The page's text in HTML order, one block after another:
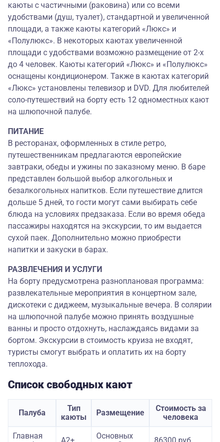
каюты с частичными (раковина) или со всеми
удобствами (душ, туалет), стандартной и увеличенной
площади, а также каюты категорий «Люкс» и
«Полулюкс». В некоторых каютах увеличенной
площади с удобствами возможно размещение от 2-х
до 4 человек. Каюты категорий «Люкс» и «Полулюкс»
оснащены кондиционером. Также в каютах категорий
«Люкс» установлены телевизор и DVD. Для любителей
соло-путешествий на борту есть 12 одноместных кают
на шлюпочной палубе.
ПИТАНИЕ
В ресторанах, оформленных в стиле ретро,
путешественникам предлагаются европейские
завтраки, обеды и ужины по заказному меню. В баре
представлен большой выбор алкогольных и
безалкогольных напитков. Если путешествие длится
дольше 5 дней, то гости могут сами выбирать себе
блюда на условиях предзаказа. Если во время обеда
пассажиры находятся на экскурсии, то им выдается
сухой паек. Дополнительно можно приобрести
напитки и закуски в барах.
РАЗВЛЕЧЕНИЯ И УСЛУГИ
На борту предусмотрена разноплановая программа:
развлекательные мероприятия в концертном зале,
дискотеки с диджеем, музыкальные вечера. В солярии
на шлюпочной палубе можно принять воздушные
ванны и просто отдохнуть, наслаждаясь видами за
бортом. Экскурсии в стоимость круиза не входят,
туристы смогут выбрать и оплатить их на борту
теплохода.
Список свободных кают
Палуба
Тип
каюты
Размещение
Стоимость за
человека
Главная
Основных